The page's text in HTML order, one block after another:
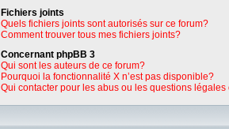
Fichiers joints
Quels fichiers joints sont autorisés sur ce forum?
Comment trouver tous mes fichiers joints?
Concernant phpBB 3
Qui sont les auteurs de ce forum?
Pourquoi la fonctionnalité X n’est pas disponible?
Qui contacter pour les abus ou les questions